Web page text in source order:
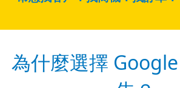
為什麼選擇